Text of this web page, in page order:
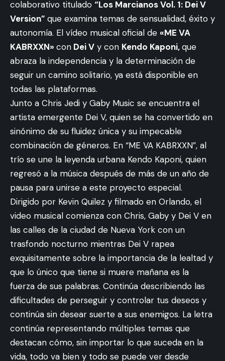
colaborativo titulado “Los Marcianos Vol. 1: Dei V
Version” que examina temas de sensualidad, éxito y
autonomía. El vídeo musical oficial de «ME VA
KABRXXN» con Dei V y con Kendo Kaponi,que
abraza la independencia y la determinación de
seguir un camino solitario, ya está disponible en
todas las plataformas.
Junto a Chris Jedi y Gaby Music se encuentra el
artista emergente Dei V, quien se ha convertido en
sinónimo de su fluidez única y su impecable
combinación de géneros. En “ME VA KABRXXN”, al
trío se une la leyenda urbana Kendo Kaponi, quien
regresó a la música después de más de un año de
pausa para unirse a este proyecto especial.
Dirigido por Kevin Quilez y filmado en Orlando, el
video musical comienza con Chris, Gaby y Dei V en
las calles de la ciudad de Nueva York con un
trasfondo nocturno mientras Dei V rapea
exquisitamente sobre la importancia de la lealtad y
que lo único que tiene si muere mañana es la
fuerza de sus palabras. Continúa describiendo las
dificultades de perseguir y controlar tus deseos y
continúa sin desear suerte a sus enemigos. La letra
continúa representando múltiples temas que
destacan cómo, sin importar lo que suceda en la
vida, todo va bien y todo se puede ver desde